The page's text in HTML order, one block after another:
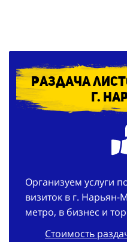
Раздача
г.
визиток в г. Нарьян-
метро, в бизнес и
Стоимость